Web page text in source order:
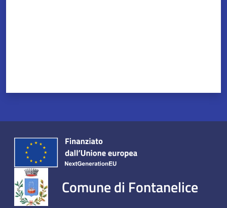
Comune di Fontanelice